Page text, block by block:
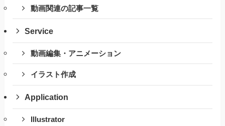
動画関連の記事一覧
Service
動画編集・アニメーション
イラスト作成
Application
Illustrator